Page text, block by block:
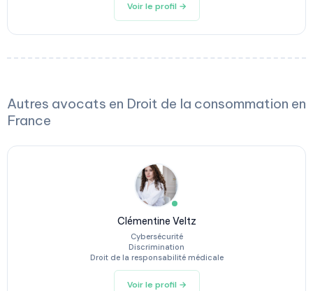
Voir le profil →
Autres avocats en Droit de la consommation en
France
Clémentine Veltz
Cybersécurité
Discrimination
Droit de la responsabilité médicale
Voir le profil →